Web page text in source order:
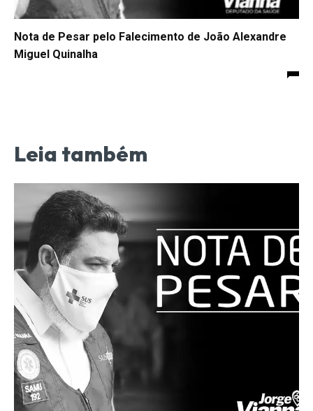
Nota de Pesar pelo Falecimento de João Alexandre
Miguel Quinalha
Leia também